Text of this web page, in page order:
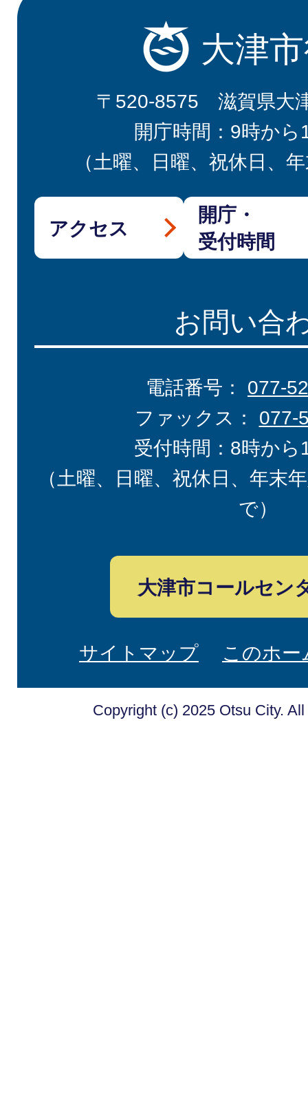
大津
〒520-8575 滋賀県大
開庁時間：9時から
（土曜、日曜、祝休日、
アクセス
開庁・
受付時間
お問い合
電話番号： 077-
ファックス： 077-
受付時間：8時から
（土曜、日曜、祝休日、年末
で）
大津市コールセン
サイトマップ このホ
Copyright (c) 2025 Otsu City.